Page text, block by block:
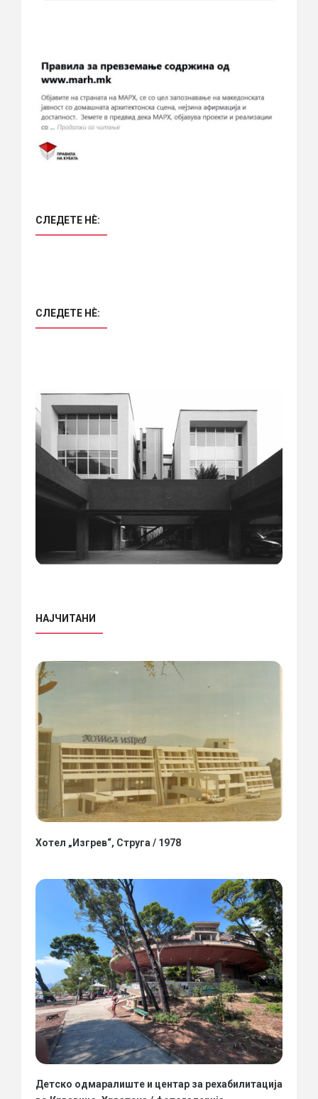
СЛЕДЕТЕ НÈ:
СЛЕДЕТЕ НÈ:
НАЈЧИТАНИ
Хотел „Изгрев“, Струга / 1978
Детско одмаралиште и центар за рехабилитација